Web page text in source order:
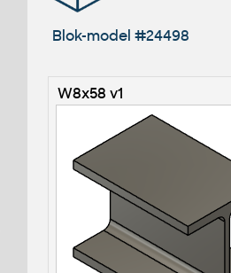
Blok-model #24498
W8x58 v1